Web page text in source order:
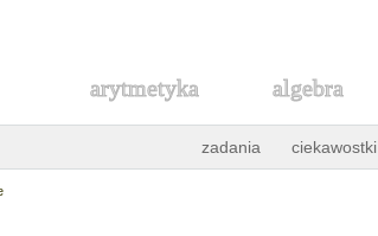
arytmetyka algebra
zadania ciekawostki